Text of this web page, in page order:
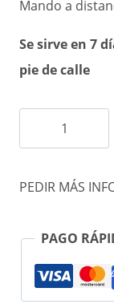
Mando a
Se sirve en 7
pie de calle
VENTILADOR
RATTAN
7022
PEDIR MÁS
PAGO